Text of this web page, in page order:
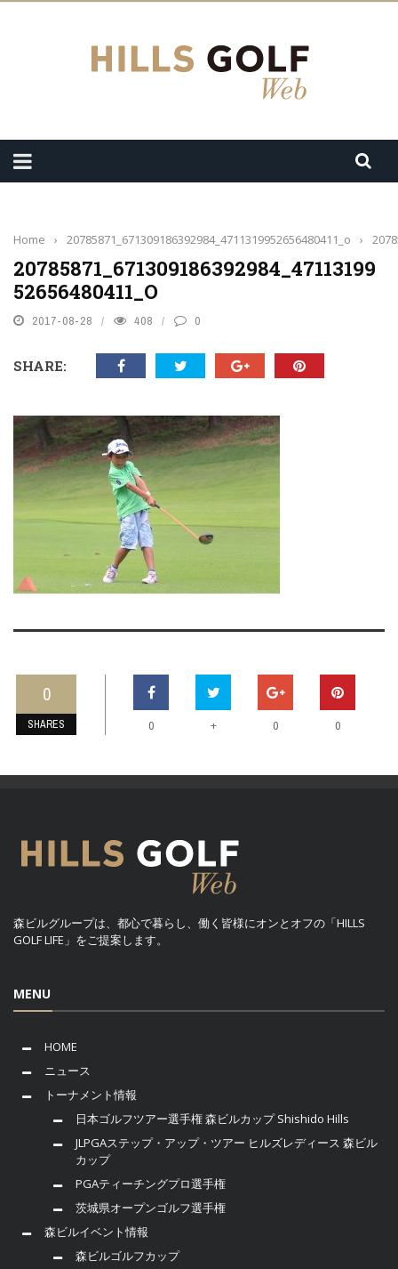
Home › 20785871_671309186392984_4711319952656480411_o ›
20785871_671309186392984_47113199
52656480411_O
2017-08-28 408 0
SHARE:
0
SHARES 0 + 0 0
森ビルグループは、都心で暮らし、働く皆様にオンとオフの「HILLS
GOLF LIFE」をご提案します。
MENU
HOME
ニュース
トーナメント情報
日本ゴルフツアー選手権 森ビルカップ Shishido Hills
JLPGAステップ・アップ・ツアー ヒルズレディース 森ビル
カップ
PGAティーチングプロ選手権
茨城県オープンゴルフ選手権
森ビルイベント情報
森ビルゴルフカップ